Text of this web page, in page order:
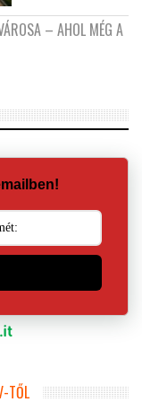
– AHOL MÉG A
TŐL